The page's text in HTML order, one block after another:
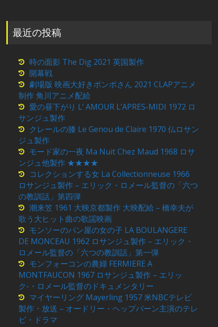
最近の投稿
時の面影 The Dig 2021 英国製作
開幕戦
劇場版 映画大好きポンポさん 2021 CLAPアニメ
制作 角川アニメ配給
愛の昼下がり L’ AMOUR L’APRES-MIDI 1972 ロ
サンジュ製作
クレールの膝 Le Genou de Claire 1970 仏ロサン
ジュ製作
モード家の一夜 Ma Nuit Chez Maud 1968 ロサ
ンジュ他製作 ★★★★
コレクションする女 La Collectionneuse 1966
ロサンジュ製作 – エリック・ロメール監督の「六つ
の教訓話」第四弾
潮来笠 1961 大映京都製作 大映配給 – 橋幸夫が
歌う大ヒット曲の歌謡映画
モンソーのパン屋の女の子 LA BOULANGERE
DE MONCEAU 1962 ロサンジュ製作 – エリック・
ロメール監督の「六つの教訓話」第一弾
モンフォーコンの農婦 FERMIERE A
MONTFAUCON 1967 ロサンジュ製作 – エリッ
ク-・ロメール監督のドキュメンタリー
マイヤーリング Mayerling 1957 米NBCテレビ
製作・放送 – オードリー・ヘップバーン主演のテレ
ビ・ドラマ